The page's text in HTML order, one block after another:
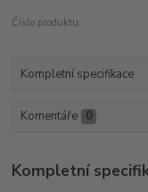
Číslo produktu:
Kompletní specifikace
Komentáře 0
Kompletní